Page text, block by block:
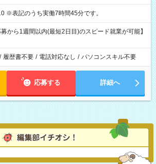
8:30～17:10 ※表記のうち実働7時間45分です。
から1週間以内(最短2日目)のスピード就業が可能】
/ 履歴書不要 / 電話対応なし / パソコンスキル不要
応募する 詳細へ